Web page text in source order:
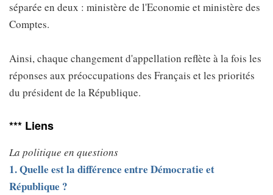
séparée en deux : ministère de l'Economie et ministère des
Comptes.
Ainsi, chaque changement d'appellation reflète à la fois les
réponses aux préoccupations des Français et les priorités
du président de la République.
*** Liens
La politique en questions
1. Quelle est la différence entre Démocratie et
République ?